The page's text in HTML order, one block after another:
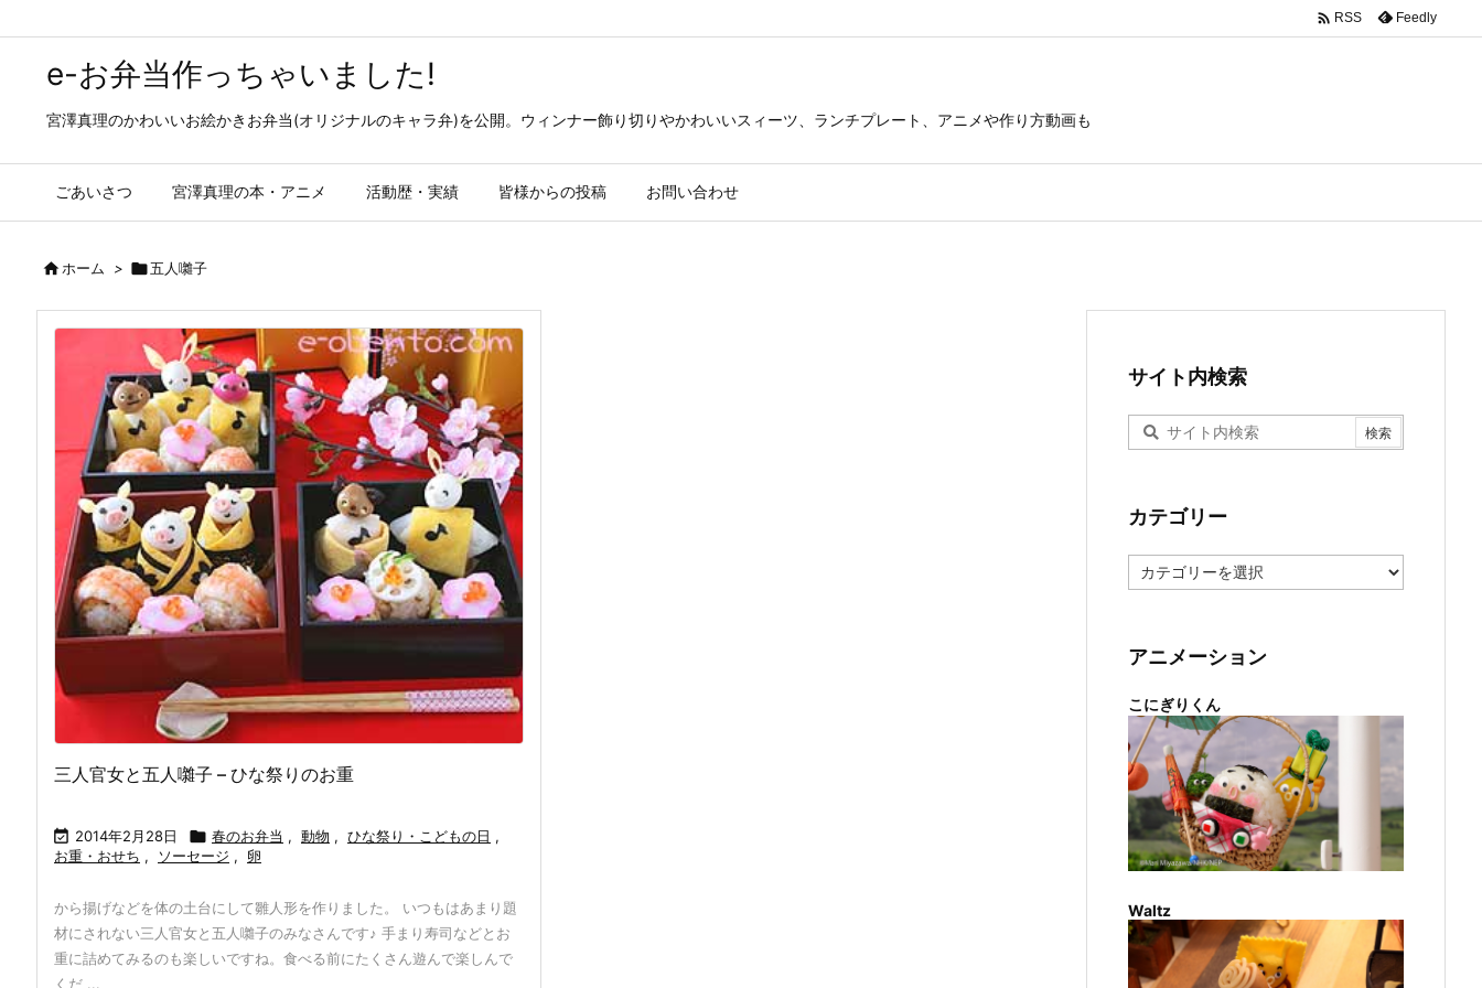
e-お弁当作っちゃいました!
宮澤真理のかわいいお絵かきお弁当(オリジナルのキャラ弁)を公開。ウィンナー飾り切りやかわいいスィーツ、ランチプレート、アニメや作り方動画も
ごあいさつ 宮澤真理の本・アニメ 活動歴・実績 皆様からの投稿 お問い合わせ
 RSS Feedly
ホーム > 五人囃子
三人官女と五人囃子 – ひな祭りのお重
 2014年2月28日  春のお弁当 , 動物 , ひな祭り・こどもの日 ,
お重・おせち , ソーセージ , 卵
から揚げなどを体の土台にして雛人形を作りました。 いつもはあまり題
材にされない三人官女と五人囃子のみなさんです♪ 手まり寿司などとお
重に詰めてみるのも楽しいですね。食べる前にたくさん遊んで楽しんで
くだ ...
サイト内検索
カテゴリー
テ
ー
アニメーション
こにぎりくん
Waltz